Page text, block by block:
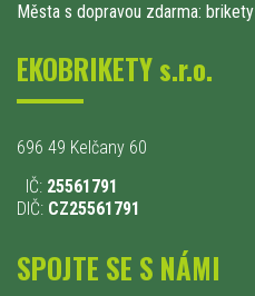
Města s dopravou zdarma: brikety
EKOBRIKETY s.r.o.
696 49 Kelčany 60
IČ: 25561791
DIČ: CZ25561791
SPOJTE SE S NÁMI